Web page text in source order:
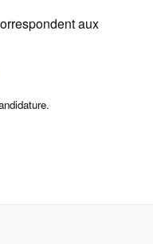
aux